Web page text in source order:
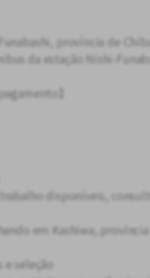
província de
da estação Nishi-
】
trabalho disponíveis,
em Kashiwa, província
seleção